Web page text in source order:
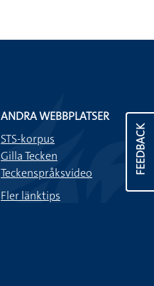
FEEDBACK
ANDRA WEBBPLATSER
STS-korpus
Gilla Tecken
Teckenspråksvideo
Fler länktips